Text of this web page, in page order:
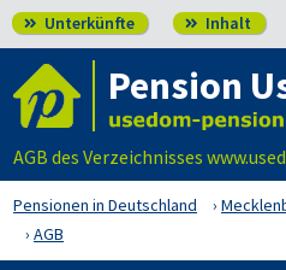
 Unterkünfte  Inhalt
Pension
AGB des Verzeichnisses
Pensionen in Deutschland
AGB